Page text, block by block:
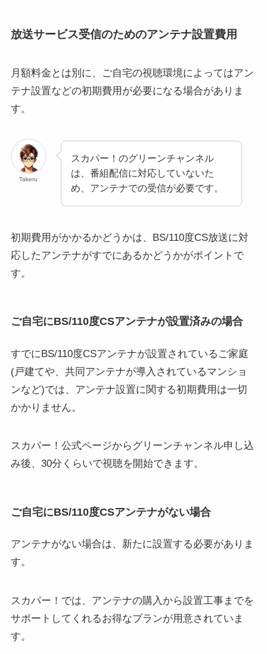
放送サービス受信のためのアンテナ設置費用
月額料金とは別に、ご自宅の視聴環境によってはアン
テナ設置などの初期費用が必要になる場合がありま
す。
Takeru
スカパー！のグリーンチャンネル
は、番組配信に対応していないた
め、アンテナでの受信が必要です。
初期費用がかかるかどうかは、BS/110度CS放送に対
応したアンテナがすでにあるかどうかがポイントで
す。
ご自宅にBS/110度CSアンテナが設置済みの場合
すでにBS/110度CSアンテナが設置されているご家庭
(戸建てや、共同アンテナが導入されているマンショ
ンなど)では、アンテナ設置に関する初期費用は一切
かかりません。
スカパー！公式ページからグリーンチャンネル申し込
み後、30分くらいで視聴を開始できます。
ご自宅にBS/110度CSアンテナがない場合
アンテナがない場合は、新たに設置する必要がありま
す。
スカパー！では、アンテナの購入から設置工事までを
サポートしてくれるお得なプランが用意されていま
す。